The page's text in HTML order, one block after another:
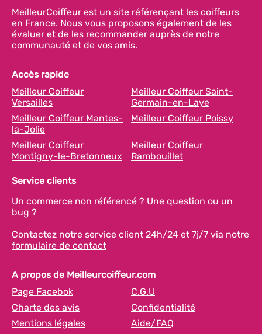
MeilleurCoiffeur est un site référençant les coiffeurs
en France. Nous vous proposons également de les
évaluer et de les recommander auprès de notre
communauté et de vos amis.
Accès rapide
Meilleur Coiffeur
Versailles
Meilleur Coiffeur Saint-
Germain-en-Laye
Meilleur Coiffeur Mantes-
la-Jolie
Meilleur Coiffeur Poissy
Meilleur Coiffeur
Montigny-le-Bretonneux
Meilleur Coiffeur
Rambouillet
Service clients
Un commerce non référencé ? Une question ou un
bug ?
Contactez notre service client 24h/24 et 7j/7 via notre
formulaire de contact
A propos de Meilleurcoiffeur.com
Page Facebok
C.G.U
Charte des avis
Confidentialité
Mentions légales
Aide/FAQ